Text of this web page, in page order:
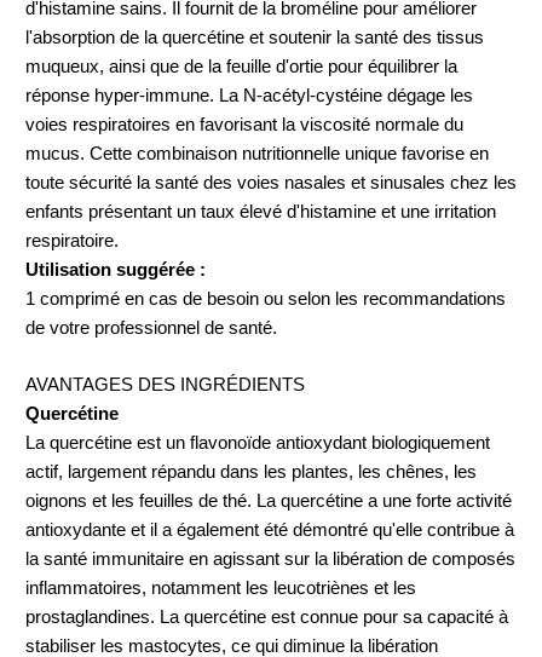
d'histamine sains. Il fournit de la broméline pour améliorer
l'absorption de la quercétine et soutenir la santé des tissus
muqueux, ainsi que de la feuille d'ortie pour équilibrer la
réponse hyper-immune. La N-acétyl-cystéine dégage les
voies respiratoires en favorisant la viscosité normale du
mucus. Cette combinaison nutritionnelle unique favorise en
toute sécurité la santé des voies nasales et sinusales chez les
enfants présentant un taux élevé d'histamine et une irritation
respiratoire.
Utilisation suggérée :
1 comprimé en cas de besoin ou selon les recommandations
de votre professionnel de santé.
AVANTAGES DES INGRÉDIENTS
Quercétine
La quercétine est un flavonoïde antioxydant biologiquement
actif, largement répandu dans les plantes, les chênes, les
oignons et les feuilles de thé. La quercétine a une forte activité
antioxydante et il a également été démontré qu'elle contribue à
la santé immunitaire en agissant sur la libération de composés
inflammatoires, notamment les leucotriènes et les
prostaglandines. La quercétine est connue pour sa capacité à
stabiliser les mastocytes, ce qui diminue la libération